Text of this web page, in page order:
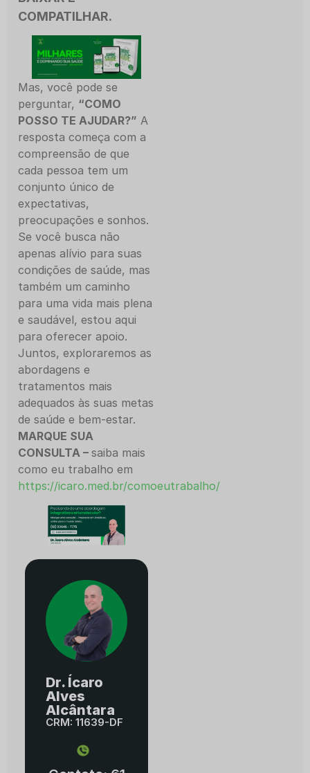
COMPATILHAR.
Mas, você pode se
perguntar, “COMO
POSSO TE AJUDAR?” A
resposta começa com a
compreensão de que
cada pessoa tem um
conjunto único de
expectativas,
preocupações e sonhos.
Se você busca não
apenas alívio para suas
condições de saúde, mas
também um caminho
para uma vida mais plena
e saudável, estou aqui
para oferecer apoio.
Juntos, exploraremos as
abordagens e
tratamentos mais
adequados às suas metas
de saúde e bem-estar.
MARQUE SUA
CONSULTA – saiba mais
como eu trabalho em
https://icaro.med.br/comoeutrabalho/
Dr. Ícaro
Alves
Alcântara
CRM: 11639-DF